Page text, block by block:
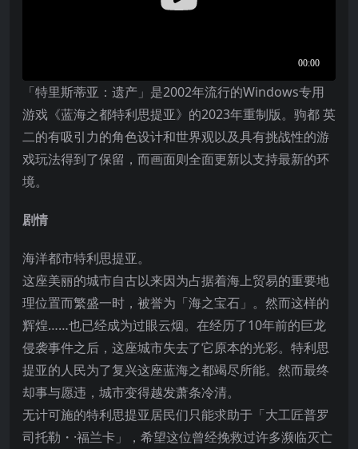
「特里斯蒂亚：遗产」是2002年流行的Windows专用
游戏《蓝海之都特利思提亚》的2023年重制版。驹都 英
二的有吸引力的角色设计和世界观以及具有挑战性的游
戏玩法得到了保留，而画面则全面更新以支持最新的环
境。
剧情
海洋都市特利思提亚。
这座美丽的城市自古以来因为占据着海上贸易的重要地
理位置而繁盛一时，被誉为「海之宝石」。然而这样的
辉煌……也已经成为过眼云烟。在经历了10年前的巨龙
侵袭事件之后，这座城市失去了它原本的光彩。特利思
提亚的人民为了复兴这座蓝海之都竭尽所能。然而最终
却事与愿违，城市变得越发萧条冷清。
无计可施的特利思提亚居民们只能求助于「大工匠普罗
司托勒・·福兰卡」，希望这位曾经挽救过许多濒临灭亡